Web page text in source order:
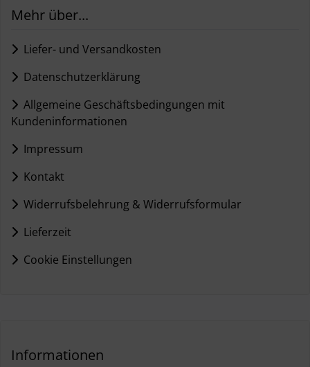
Mehr über...
Liefer- und Versandkosten
Datenschutzerklärung
Allgemeine Geschäftsbedingungen mit
Kundeninformationen
Impressum
Kontakt
Widerrufsbelehrung & Widerrufsformular
Lieferzeit
Cookie Einstellungen
Informationen